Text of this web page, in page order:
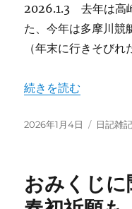
2026.1.3 去年は高
た、今年は多摩川競
（年末に行きそびれ
“1月3日 夫婦で是政
続きを読む
投
2026年1月4日
カ
ー
日記雑記
おみくじ